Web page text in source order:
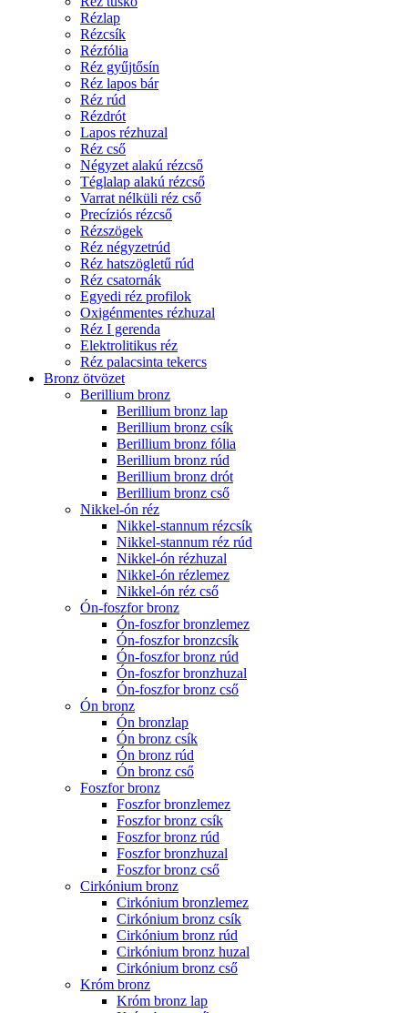
Rézlap
Rézcsík
Rézfólia
Réz gyűjtősín
Réz lapos bár
Réz rúd
Rézdrót
Lapos rézhuzal
Réz cső
Négyzet alakú rézcső
Téglalap alakú rézcső
Varrat nélküli réz cső
Precíziós rézcső
Rézszögek
Réz négyzetrúd
Réz hatszögletű rúd
Réz csatornák
Egyedi réz profilok
Oxigénmentes rézhuzal
Réz I gerenda
Elektrolitikus réz
Réz palacsinta tekercs
Bronz ötvözet
Berillium bronz
Berillium bronz lap
Berillium bronz csík
Berillium bronz fólia
Berillium bronz rúd
Berillium bronz drót
Berillium bronz cső
Nikkel-ón réz
Nikkel-stannum rézcsík
Nikkel-stannum réz rúd
Nikkel-ón rézhuzal
Nikkel-ón rézlemez
Nikkel-ón réz cső
Ón-foszfor bronz
Ón-foszfor bronzlemez
Ón-foszfor bronzcsík
Ón-foszfor bronz rúd
Ón-foszfor bronzhuzal
Ón-foszfor bronz cső
Ón bronz
Ón bronzlap
Ón bronz csík
Ón bronz rúd
Ón bronz cső
Foszfor bronz
Foszfor bronzlemez
Foszfor bronz csík
Foszfor bronz rúd
Foszfor bronzhuzal
Foszfor bronz cső
Cirkónium bronz
Cirkónium bronzlemez
Cirkónium bronz csík
Cirkónium bronz rúd
Cirkónium bronz huzal
Cirkónium bronz cső
Króm bronz
Króm bronz lap